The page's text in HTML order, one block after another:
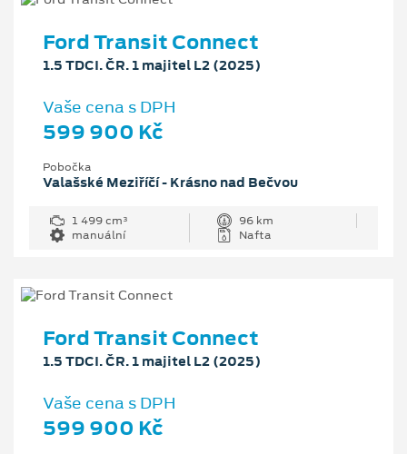
Ford Transit Connect
1.5 TDCI. ČR. 1 majitel L2 (2025)
Vaše cena s DPH
599 900 Kč
Pobočka
Valašské Meziříčí - Krásno nad Bečvou
1 499 cm³
96 km
manuální
Nafta
Ford Transit Connect
1.5 TDCI. ČR. 1 majitel L2 (2025)
Vaše cena s DPH
599 900 Kč